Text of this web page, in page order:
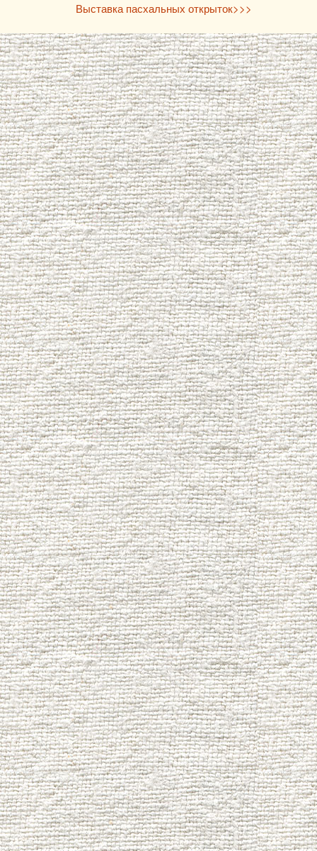
Выставка пасхальных открыток>>>